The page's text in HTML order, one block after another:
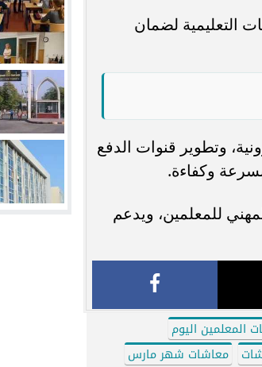
التعليمية لضمان
وتطوير قنوات الدفع
وكفاءة.
للمعلمين، ويدعم
المعلمين اليوم
معاشات شهر مارس